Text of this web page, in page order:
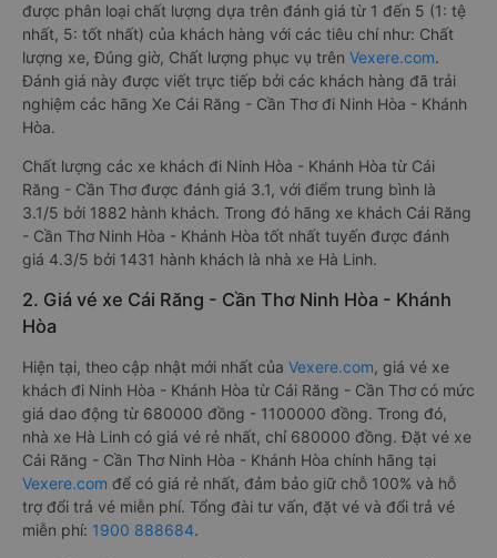
được phân loại chất lượng dựa trên đánh giá từ 1 đến 5 (1: tệ
nhất, 5: tốt nhất) của khách hàng với các tiêu chí như: Chất
lượng xe, Đúng giờ, Chất lượng phục vụ trên Vexere.com.
Đánh giá này được viết trực tiếp bởi các khách hàng đã trải
nghiệm các hãng Xe Cái Răng - Cần Thơ đi Ninh Hòa - Khánh
Hòa.
Chất lượng các xe khách đi Ninh Hòa - Khánh Hòa từ Cái
Răng - Cần Thơ được đánh giá 3.1, với điểm trung bình là
3.1/5 bởi 1882 hành khách. Trong đó hãng xe khách Cái Răng
- Cần Thơ Ninh Hòa - Khánh Hòa tốt nhất tuyến được đánh
giá 4.3/5 bởi 1431 hành khách là nhà xe Hà Linh.
2. Giá vé xe Cái Răng - Cần Thơ Ninh Hòa - Khánh
Hòa
Hiện tại, theo cập nhật mới nhất của Vexere.com, giá vé xe
khách đi Ninh Hòa - Khánh Hòa từ Cái Răng - Cần Thơ có mức
giá dao động từ 680000 đồng - 1100000 đồng. Trong đó,
nhà xe Hà Linh có giá vé rẻ nhất, chỉ 680000 đồng. Đặt vé xe
Cái Răng - Cần Thơ Ninh Hòa - Khánh Hòa chính hãng tại
Vexere.com để có giá rẻ nhất, đảm bảo giữ chỗ 100% và hỗ
trợ đổi trả vé miễn phí. Tổng đài tư vấn, đặt vé và đổi trả vé
miễn phí: 1900 888684.